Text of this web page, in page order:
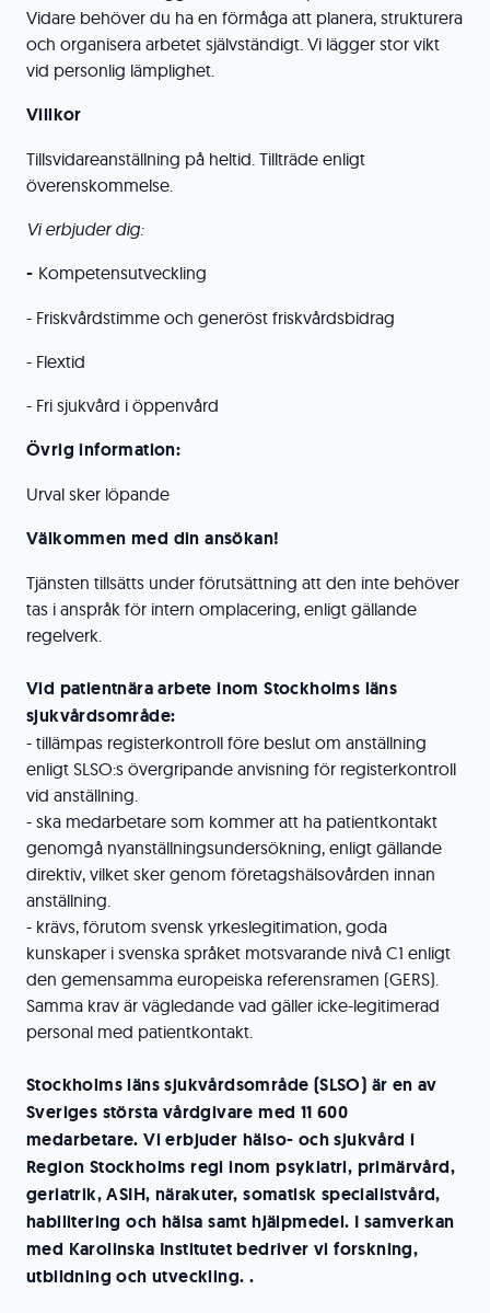
Vidare behöver du ha en förmåga att planera, strukturera
och organisera arbetet självständigt. Vi lägger stor vikt
vid personlig lämplighet.
Villkor
Tillsvidareanställning på heltid. Tillträde enligt
överenskommelse.
Vi erbjuder dig:
- Kompetensutveckling
- Friskvårdstimme och generöst friskvårdsbidrag
- Flextid
- Fri sjukvård i öppenvård
Övrig information:
Urval sker löpande
Välkommen med din ansökan!
Tjänsten tillsätts under förutsättning att den inte behöver
tas i anspråk för intern omplacering, enligt gällande
regelverk.
Vid patientnära arbete inom Stockholms läns
sjukvårdsområde:
- tillämpas registerkontroll före beslut om anställning
enligt SLSO:s övergripande anvisning för registerkontroll
vid anställning.
- ska medarbetare som kommer att ha patientkontakt
genomgå nyanställningsundersökning, enligt gällande
direktiv, vilket sker genom företagshälsovården innan
anställning.
- krävs, förutom svensk yrkeslegitimation, goda
kunskaper i svenska språket motsvarande nivå C1 enligt
den gemensamma europeiska referensramen (GERS).
Samma krav är vägledande vad gäller icke-legitimerad
personal med patientkontakt.
Stockholms läns sjukvårdsområde (SLSO) är en av
Sveriges största vårdgivare med 11 600
medarbetare. Vi erbjuder hälso- och sjukvård i
Region Stockholms regi inom psykiatri, primärvård,
geriatrik, ASIH, närakuter, somatisk specialistvård,
habilitering och hälsa samt hjälpmedel. I samverkan
med Karolinska Institutet bedriver vi forskning,
utbildning och utveckling. .